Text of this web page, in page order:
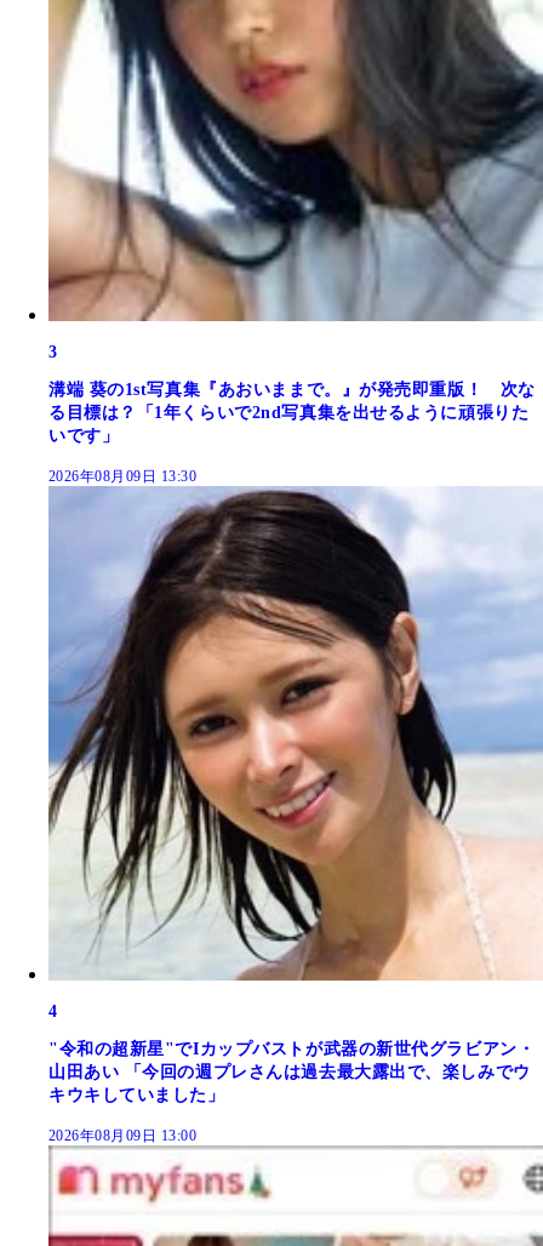
3
溝端 葵の1st写真集『あおいままで。』が発売即重版！ 次な
る目標は？「1年くらいで2nd写真集を出せるように頑張りた
いです」
2026年08月09日 13:30
4
"令和の超新星"でIカップバストが武器の新世代グラビアン・
山田あい 「今回の週プレさんは過去最大露出で、楽しみでウ
キウキしていました」
2026年08月09日 13:00